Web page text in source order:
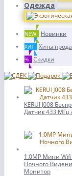
Одежда
NEW Новинки
ХИТ Хиты
% Скидки
KERUI J008
Датчик 433 МГц
1.0MP Мини Wifi
Ночного
Монитор